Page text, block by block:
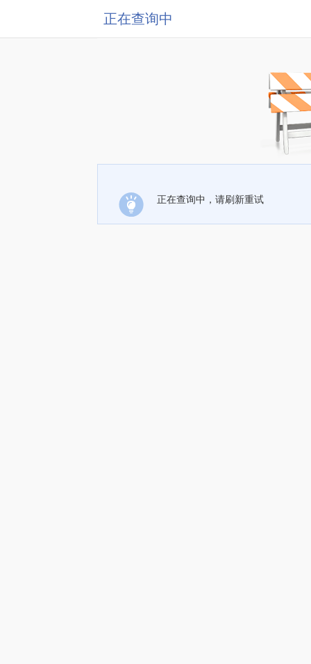
正在查询中
正在查询中，请刷新重试